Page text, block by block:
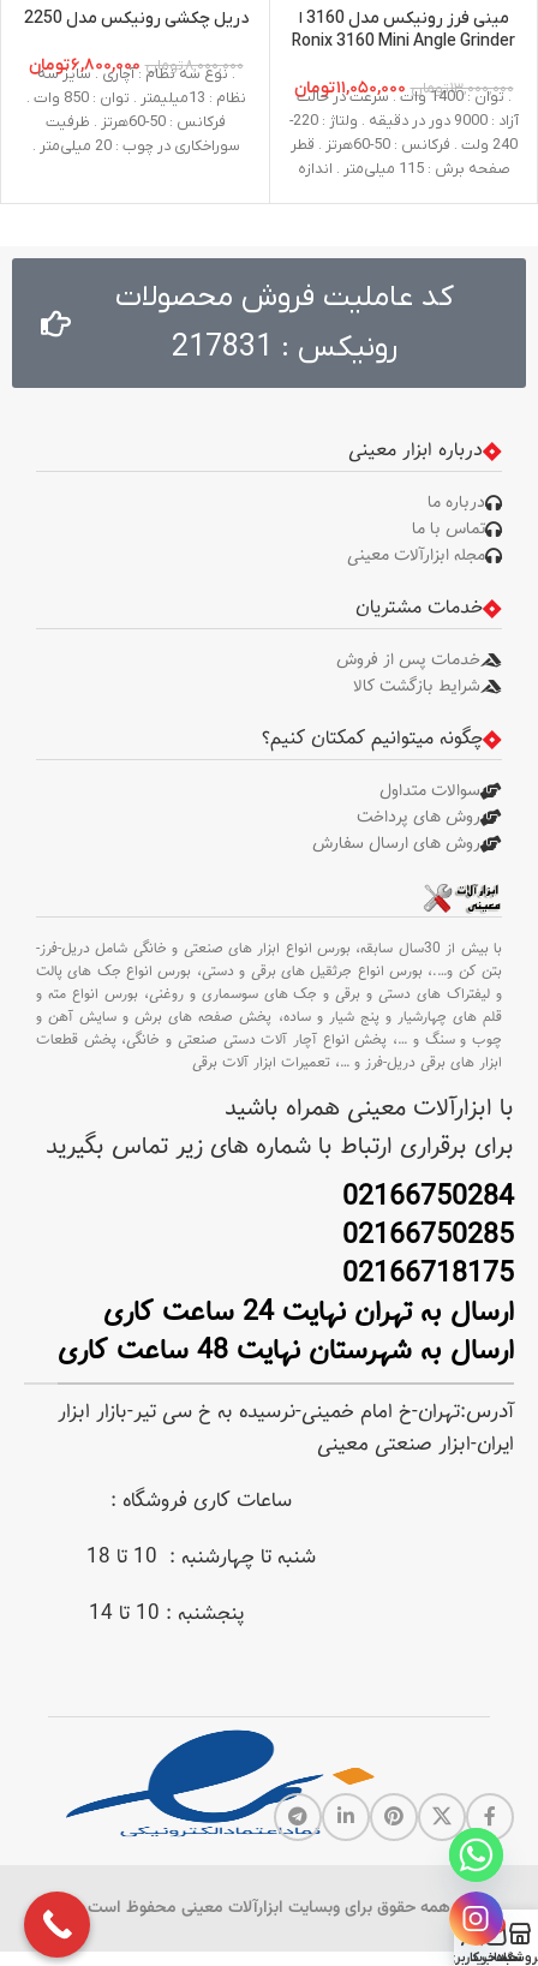
مینی فرز رونیکس مدل 3160 ا
Ronix 3160 Mini Angle Grinder
۱۳,۰۰۰,۰۰۰تومان ۱۱,۰۵۰,۰۰۰تومان
. توان : 1400 وات . سرعت در حالت
آزاد : 9000 دور در دقیقه . ولتاژ : 220-
240 ولت . فرکانس : 50-60هرتز . قطر
صفحه برش : 115 میلی‌متر . اندازه
دریل چکشی رونیکس مدل 2250
۸,۰۰۰,۰۰۰تومان ۶,۸۰۰,۰۰۰تومان
. نوع سه نظام : آچاری . سایز سه
نظام : 13میلیمتر . توان : 850 وات .
فرکانس : 50-60هرتز . ظرفیت
سوراخکاری در چوب : 20 میلی‌متر .
کد عاملیت فروش محصولات
رونیکس : 217831
درباره ابزار معینی
درباره ما
تماس با ما
مجله ابزارآلات معینی
خدمات مشتریان
خدمات پس از فروش
شرایط بازگشت کالا
چگونه میتوانیم کمکتان کنیم؟
سوالات متداول
روش های پرداخت
روش های ارسال سفارش
با بیش از 30سال سابقه،
بورس انواع ابزار های صنعتی و خانگی شامل دریل-فرز-
بتن کن و….، بورس انواع جرثقیل های برقی و دستی، بورس انواع جک های پالت
و لیفتراک های دستی و برقی و جک های سوسماری و روغنی، بورس انواع مته و
قلم های چهارشیار و پنج شیار و ساده، پخش صفحه های برش و سایش آهن و
چوب و سنگ و …، پخش انواع آچار آلات دستی صنعتی و خانگی، پخش قطعات
ابزار های برقی دریل-فرز و …، تعمیرات ابزار آلات برقی
با ابزارآلات معینی همراه باشید
برای برقراری ارتباط با شماره های زیر تماس بگیرید
02166750284
02166750285
02166718175
ارسال به تهران نهایت 24 ساعت کاری
ارسال به شهرستان نهایت 48 ساعت کاری
آدرس:تهران-خ امام خمینی-نرسیده به خ سی تیر-بازار ابزار
ایران-ابزار صنعتی معینی
ساعات کاری فروشگاه :
شنبه تا چهارشنبه : 10 تا 18
پنجشنبه : 10 تا 14
همه حقوق برای وبسایت ابزارآلات معینی محفوظ است
0
سبد خرید
حساب کاربری من